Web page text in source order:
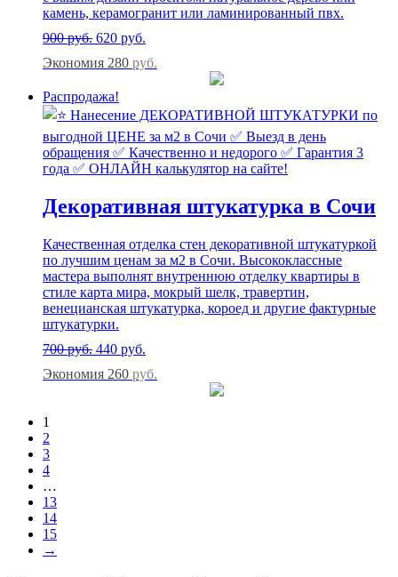
камень, керамогранит или ламинированный пвх.
900руб. 620 руб.
Экономия 280 руб.
Распродажа!
Декоративная штукатурка в Сочи
Качественная отделка стен декоративной штукатуркой
по лучшим ценам за м2 в Сочи. Высококлассные
мастера выполнят внутреннюю отделку квартиры в
стиле карта мира, мокрый шелк, травертин,
венецианская штукатурка, короед и другие фактурные
штукатурки.
700руб. 440 руб.
Экономия 260 руб.
1
2
3
4
…
13
14
15
→